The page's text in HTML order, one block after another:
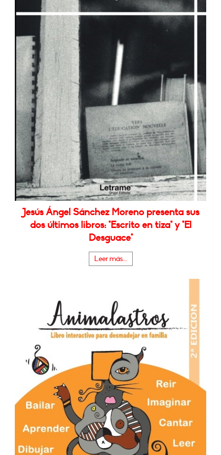
Jesús Ángel Sánchez Moreno presenta sus
dos últimos libros: "Escrito en tiza" y "El
Desguace"
Leer más...